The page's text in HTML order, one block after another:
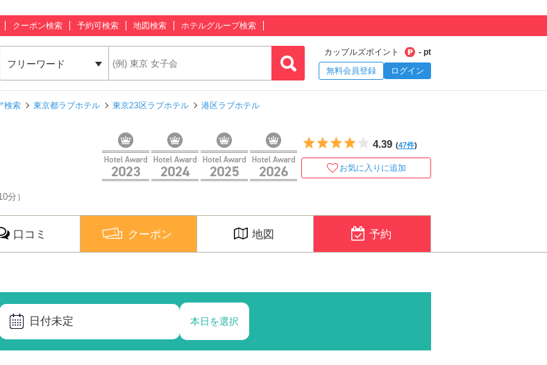
クーポン検索 予約可検索 地図検索 ホテルグループ検索
フリーワード
カップルズポイント
- pt
無料会員登録
ログイン
検索 東京都ラブホテル 東京23区ラブホテル
港区ラブホテル
分）
5つ星のうち4
4.39 (47件)
お気に入りに追加
口コミ クーポン 地図 予約
日付未定 本日を選択